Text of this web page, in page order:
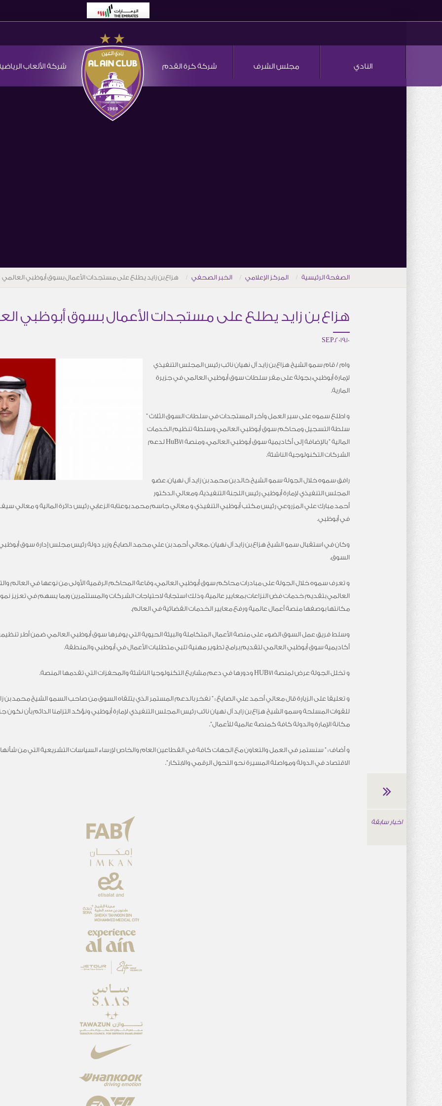
النادي مجلس الشرف شركة كرة القدم شركة الألعاب
الصفحة الرئيسية المركز الإعلامي الخبر الصحفي هزاع بن زايد يطلع على مستجدات الأعمال بسوق أبوظبي العالمي
هزاع بن زايد يطلع على مستجدات الأعمال بسوق أبوظبي
10.SEP.2019
وام / قام سمو الشيخ هزاع بن زايد آل نهيان نائب رئيس المجلس التنفيذي
لإمارة أبوظبي، بجولة على مقر سلطات سوق أبوظبي العالمي في جزيرة
المارية.
و اطلع سموه على سير العمل وآخر المستجدات في سلطات السوق الثلاث ”
سلطة التسجيل ومحاكم سوق أبوظبي العالمي وسلطة تنظيم الخدمات
المالية ” بالإضافة إلى أكاديمية سوق أبوظبي العالمي، ومنصة HuB71 لدعم
الشركات التكنولوجية الناشئة.
رافق سموه خلال الجولة سمو الشيخ خالد بن محمد بن زايد آل نهيان، عضو
المجلس التنفيذي لإمارة أبوظبي رئيس اللجنة التنفيذية، ومعالي الدكتور
أحمد مبارك علي المزروعي رئيس مكتب أبوظبي التنفيذي و معالي جاسم محمد بوعتابه الزعابي رئيس دائرة المالية و معالي سيف
في أبوظبي.
وكان في استقبال سمو الشيخ هزاع بن زايد آل نهيان ..معالي أحمد بن علي محمد الصايغ وزير دولة رئيس مجلس إدارة سوق أبوظبي
السوق.
و تعرف سموه خلال الجولة على مبادرات محاكم سوق أبوظبي العالمي، وقاعة المحاكم الرقمية الأولى من نوعها في العالم
العالمي بتقديم خدمات فض النزاعات بمعايير عالمية، وذلك استجابة لاحتياجات الشركات والمستثمرين وبما يسهم في تعزيز نمو
مكانتها بوصفها منصة أعمال عالمية ورفع معايير الخدمات القضائية في العالم.
وسلط فريق عمل السوق الضوء على منصة الأعمال المتكاملة والبيئة الحيوية التي يوفرها سوق أبوظبي العالمي ضمن أطر
أكاديمية سوق أبوظبي العالمي لتقديم برامج تطوير مهنية تلبي متطلبات الأعمال في أبوظبي والمنطقة.
و تخلل الجولة عرض لمنصة HUB71 ودورها في دعم مشاريع التكنولوجيا الناشئة والمحفزات التي تقدمها المنصة.
و تعليقا على الزيارة قال معالي أحمد علي الصايغ : ” نفخر بالدعم المستمر الذي يتلقاه السوق من صاحب السمو الشيخ محمد بن
للقوات المسلحة وسمو الشيخ هزاع بن زايد آل نهيان نائب رئيس المجلس التنفيذي لإمارة أبوظبي ونؤكد التزامنا الدائم بأن نكون
مكانة الإمارة والدولة كافة كمنصة عالمية للأعمال”.
و أضاف : ” سنستمر في العمل والتعاون مع الجهات كافة في القطاعين العام والخاص لإرساء السياسات التشريعية التي من شأنها
الاقتصاد في الدولة ومواصلة المسيرة نحو التحول الرقمي والابتكار”.
اخبار سابقة